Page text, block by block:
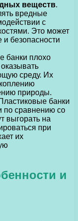
веществ.
вредные
с
Это может
и безопасности
банки плохо
среду. Их
природы.
банки
по сравнению со
выгорать на
при
их
и